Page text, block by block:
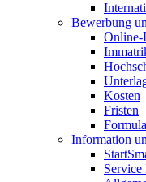
Bewerbung
Online-
Kosten
Fristen
Information
Service